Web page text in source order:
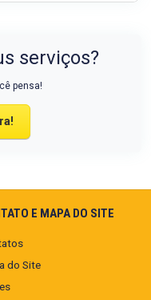
serviços?
pensa!
E MAPA DO SITE
do Site